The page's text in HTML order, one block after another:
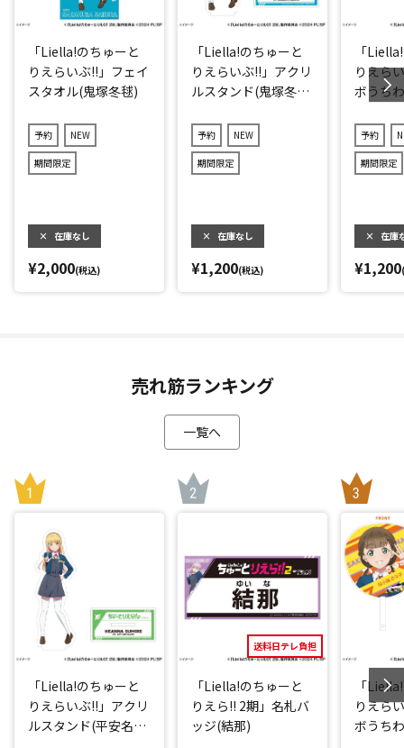
「Liella!のちゅーと
りえらいぶ!!」フェイ
スタオル(鬼塚冬毬)
予約 NEW
期間限定
× 在庫なし
¥2,000(税込)
「Liella!のちゅーと
りえらいぶ!!」アクリ
ルスタンド(鬼塚冬
予約 NEW
期間限定
× 在庫なし
¥1,200(税込)
「
りえら
ボうち
予約
期間限定
× 在庫
¥1,200
売れ筋ランキング
一覧へ
「Liella!のちゅーと
りえらいぶ!!」アクリ
ルスタンド(平安名す
送料日テレ負担
「Liella!のちゅーと
りえら!! 2期」名札バ
ッジ(結那)
「
りえら
ボうち